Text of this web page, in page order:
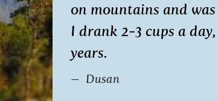
on mountains and
I drank 2-3 cups a
years.
Dusan